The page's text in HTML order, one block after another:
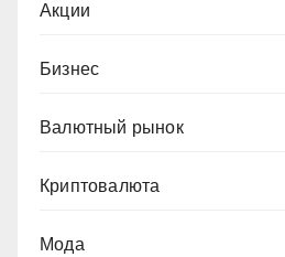
Акции
Бизнес
Валютный рынок
Криптовалюта
Мода